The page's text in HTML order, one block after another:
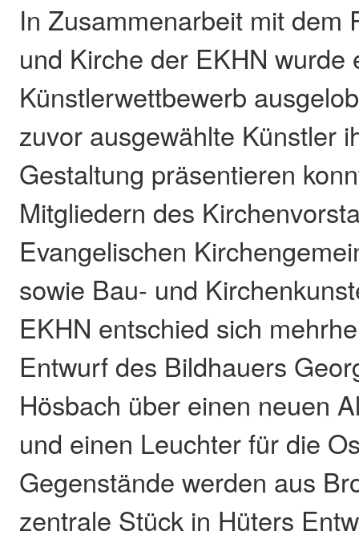
In Zusammenarbeit mit dem
und Kirche der EKHN wurde
Künstlerwettbewerb
zuvor ausgewählte Künstler
Gestaltung präsentieren
Mitgliedern des
Evangelischen
sowie Bau- und
EKHN entschied sich
Entwurf des Bildhauers
Hösbach über einen neuen
und einen Leuchter für die
Gegenstände werden aus
zentrale Stück in Hüters